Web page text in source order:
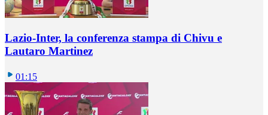
Lazio-Inter, la conferenza stampa di Chivu e
Lautaro Martinez
01:15